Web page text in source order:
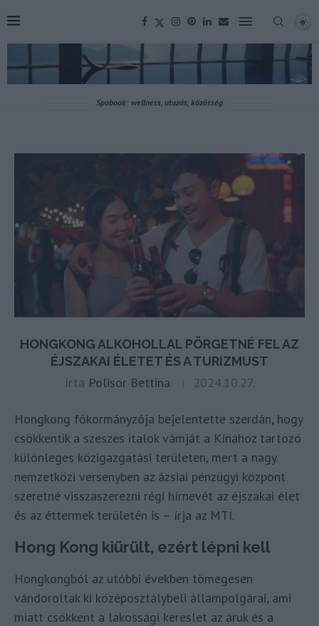
Spabook: wellness, utazás, közösség
HONGKONG ALKOHOLLAL PÖRGETNÉ FEL AZ
ÉJSZAKAI ÉLETET ÉS A TURIZMUST
írta Polisor Bettina 2024.10.27.
Hongkong főkormányzója bejelentette szerdán, hogy
csökkentik a szeszes italok vámját a Kínához tartozó
különleges közigazgatási területen, mert a nagy
nemzetközi versenyben az ázsiai pénzügyi központ
szeretné visszaszerezni régi hírnevét az éjszakai élet
és az éttermek területén is – írja az MTI.
Hong Kong kiürült, ezért lépni kell
Hongkongból az utóbbi években tömegesen
vándoroltak ki középosztálybeli állampolgárai, ami
miatt csökkent a lakossági kereslet az áruk és a